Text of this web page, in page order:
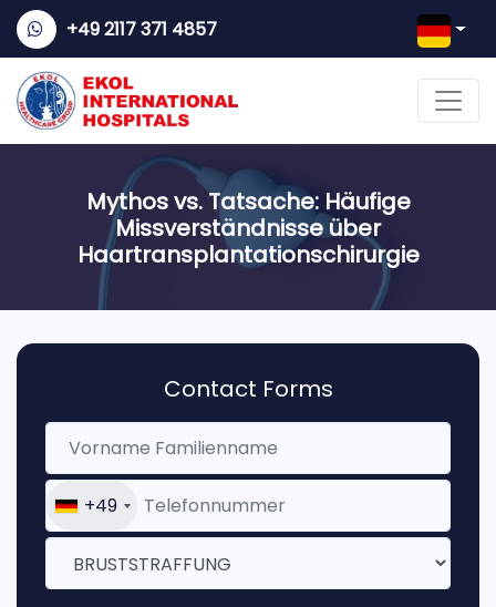
+49 2117 371 4857
Mythos vs. Tatsache: Häufige
Missverständnisse über
Haartransplantationschirurgie
Contact Forms
+49